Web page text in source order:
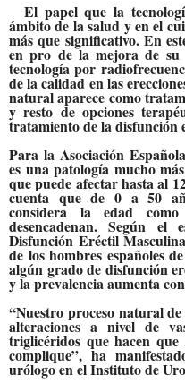
El papel que la
ámbito de la salud y en el
más que significativo. En
en pro de la mejora de su
tecnología por
de la calidad en las
natural aparece como
y resto de opciones
tratamiento de la disfunción
Para la Asociación
es una patología mucho
que puede afectar hasta al
cuenta que de 0 a 50
considera la edad
desencadenan. Según
Disfunción Eréctil
de los hombres españoles
algún grado de disfunción
y la prevalencia aumenta
“Nuestro proceso natural
alteraciones a nivel de
triglicéridos que hacen
complique”, ha
urólogo en el Instituto de